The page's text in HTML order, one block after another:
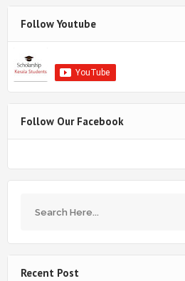
Follow Youtube
Follow Our Facebook
Recent Post